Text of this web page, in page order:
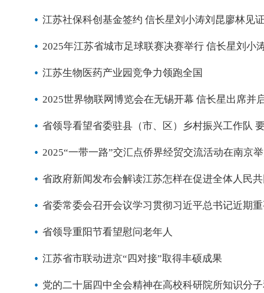
江苏社保科创基金签约 信长星刘小涛刘昆廖林见
2025年江苏省城市足球联赛决赛举行 信长星刘小
江苏生物医药产业园竞争力领跑全国
2025世界物联网博览会在无锡开幕 信长星出席并
省领导看望省委驻县（市、区）乡村振兴工作队
2025“一带一路”交汇点侨界经贸交流活动在南京
省政府新闻发布会解读江苏怎样在促进全体人民
省委常委会召开会议学习贯彻习近平总书记近期
省领导重阳节看望慰问老年人
江苏省市联动进京“四对接”取得丰硕成果
党的二十届四中全会精神在高校科研院所知识分